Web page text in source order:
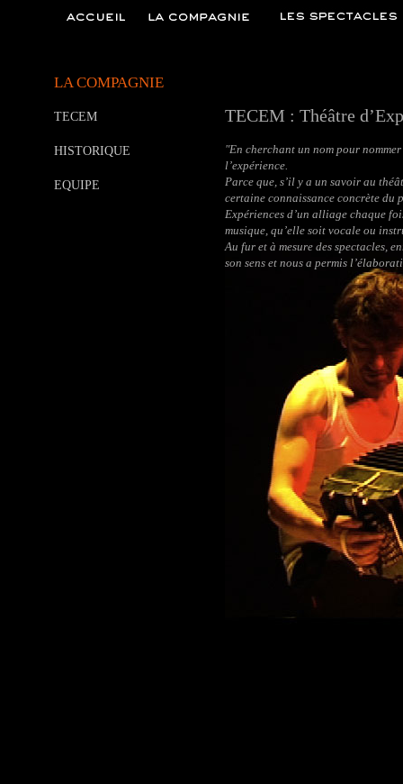
LA COMPAGNIE
TECEM
HISTORIQUE
EQUIPE
TECEM : Théâtre
"En cherchant un nom pour
l’expérience.
Parce que, s’il y a un savoir au
certaine connaissance concrète du
Expériences d’un alliage chaque
musique, qu’elle soit vocale ou
Au fur et à mesure des spectacles,
son sens et nous a permis